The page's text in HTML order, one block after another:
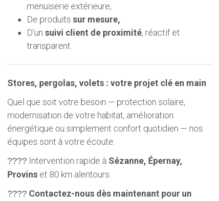
menuiserie extérieure,
De produits sur mesure,
D’un suivi client de proximité, réactif et
transparent.
Stores, pergolas, volets : votre projet clé en main
Quel que soit votre besoin — protection solaire,
modernisation de votre habitat, amélioration
énergétique ou simplement confort quotidien — nos
équipes sont à votre écoute.
???? Intervention rapide à Sézanne, Épernay,
Provins et 80 km alentours.
???? Contactez-nous dès maintenant pour un